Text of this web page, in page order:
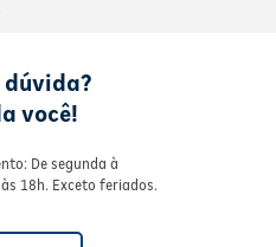
dúvida?
você!
De segunda à
18h. Exceto feriados.